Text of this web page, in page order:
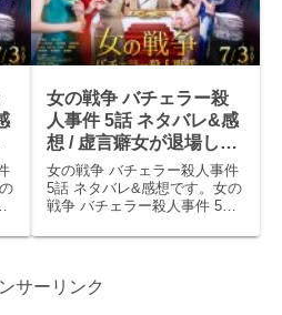
と麗奈に...
女の戦争 バチェラー殺
人事件 5話 ネタバレ&感
想 / 虚言癖女が退場し、
若菜は哲也との因縁を告
白！
女の戦争 バチェラー殺人事件
5話 ネタバレ&感想です。女の
戦争 バチェラー殺人事件 5話
看護師をしていて、余命いく
ら殺して欲しいと何度も頼ま
れ、麻酔を規定より少し増や
サーリンク